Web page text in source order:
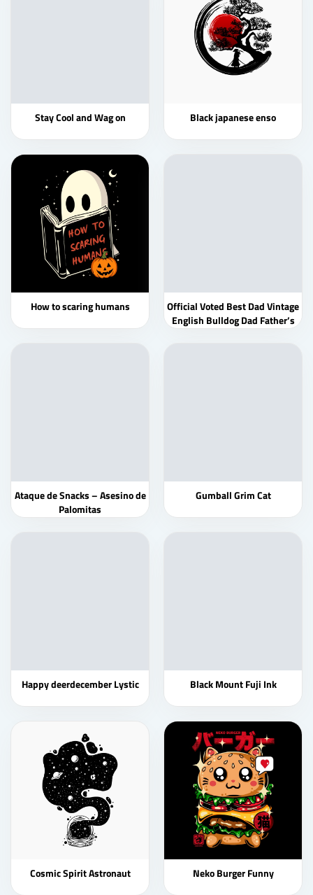
Stay Cool and Wag on Black japanese enso
How to scaring humans
Official Voted Best Dad Vintage
English Bulldog Dad Father’s
Ataque de Snacks – Asesino de
Palomitas
Gumball Grim Cat
Happy deerdecember Lystic Black Mount Fuji Ink
Cosmic Spirit Astronaut Neko Burger Funny